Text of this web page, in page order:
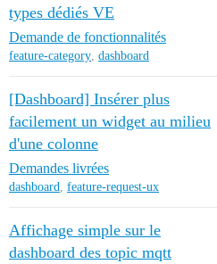
types dédiés VE
Demande de fonctionnalités
feature-category, dashboard
[Dashboard] Insérer plus
facilement un widget au milieu
d'une colonne
Demandes livrées
dashboard, feature-request-ux
Affichage simple sur le
dashboard des topic mqtt